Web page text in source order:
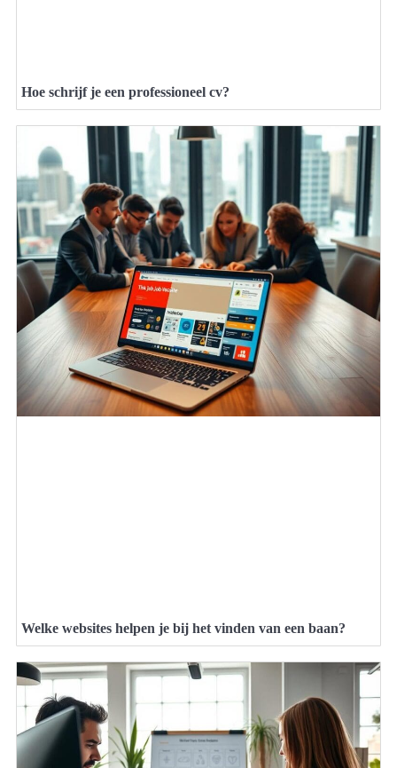
Hoe schrijf je een professioneel cv?
Welke websites helpen je bij het vinden van een baan?